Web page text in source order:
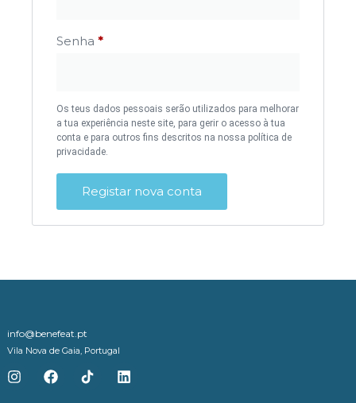
Senha *
Os teus dados pessoais serão utilizados para melhorar
a tua experiência neste site, para gerir o acesso à tua
conta e para outros fins descritos na nossa política de
privacidade.
Registar nova conta
info@benefeat.pt
Vila Nova de Gaia, Portugal